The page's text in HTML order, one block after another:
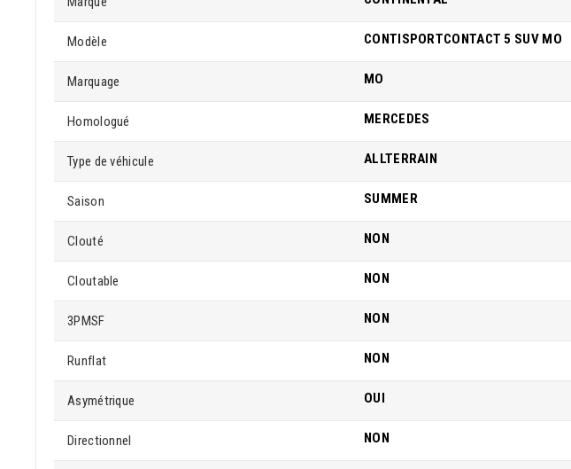
Modèle CONTISPORTCONTACT 5 SUV MO
Marquage MO
Homologué MERCEDES
Type de véhicule ALLTERRAIN
Saison SUMMER
Clouté NON
Cloutable NON
3PMSF NON
Runflat NON
Asymétrique OUI
Directionnel NON